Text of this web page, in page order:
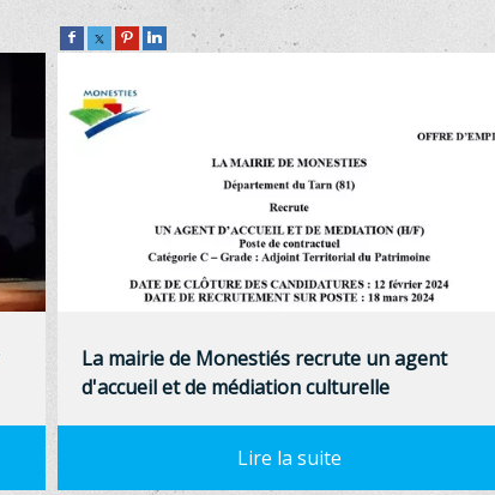
La mairie de Monestiés recrute un agent
d'accueil et de médiation culturelle